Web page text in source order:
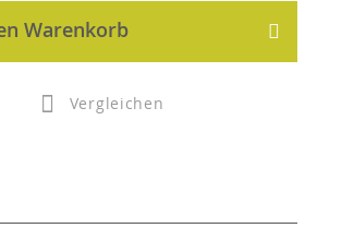
Warenkorb
Vergleichen